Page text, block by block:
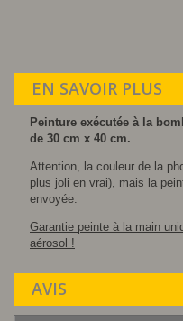
EN SAVOIR PLUS
Peinture exécutée à la
de 30 cm x 40 cm.
Attention, la couleur de la
plus joli en vrai), mais la
envoyée.
Garantie peinte à la main
aérosol !
AVIS